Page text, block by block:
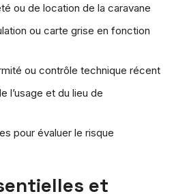
ou de location de la caravane
ou carte grise en fonction
ou contrôle technique récent
l’usage et du lieu de
pour évaluer le risque
et